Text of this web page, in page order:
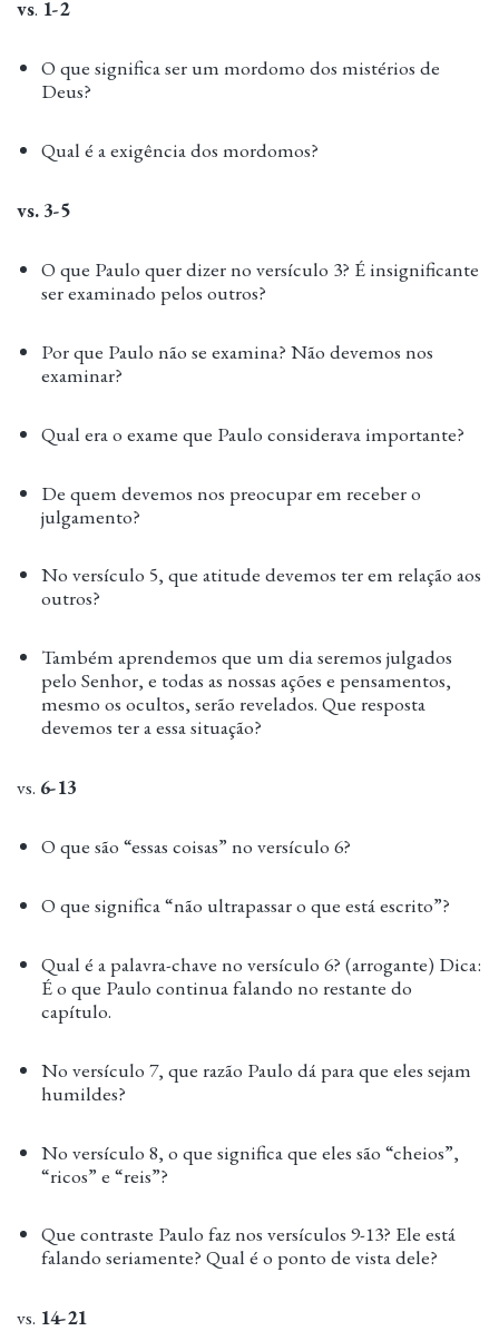
vs. 1-2
O que significa ser um mordomo dos mistérios de
Deus?
Qual é a exigência dos mordomos?
vs. 3-5
O que Paulo quer dizer no versículo 3? É insignificante
ser examinado pelos outros?
Por que Paulo não se examina? Não devemos nos
examinar?
Qual era o exame que Paulo considerava importante?
De quem devemos nos preocupar em receber o
julgamento?
No versículo 5, que atitude devemos ter em relação aos
outros?
Também aprendemos que um dia seremos julgados
pelo Senhor, e todas as nossas ações e pensamentos,
mesmo os ocultos, serão revelados. Que resposta
devemos ter a essa situação?
vs. 6-13
O que são “essas coisas” no versículo 6?
O que significa “não ultrapassar o que está escrito”?
Qual é a palavra-chave no versículo 6? (arrogante) Dica:
É o que Paulo continua falando no restante do
capítulo.
No versículo 7, que razão Paulo dá para que eles sejam
humildes?
No versículo 8, o que significa que eles são “cheios”,
“ricos” e “reis”?
Que contraste Paulo faz nos versículos 9-13? Ele está
falando seriamente? Qual é o ponto de vista dele?
vs. 14-21